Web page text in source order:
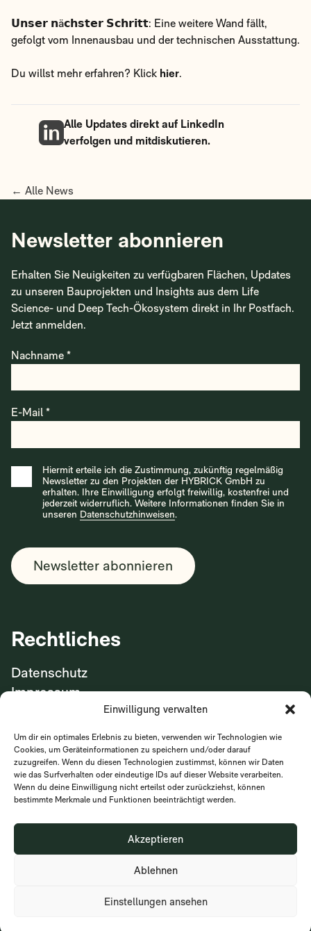
Einwilligung verwalten
Um dir ein optimales Erlebnis zu bieten, verwenden wir Technologien wie
Cookies, um Geräteinformationen zu speichern und/oder darauf
zuzugreifen. Wenn du diesen Technologien zustimmst, können wir Daten
wie das Surfverhalten oder eindeutige IDs auf dieser Website verarbeiten.
Wenn du deine Einwilligung nicht erteilst oder zurückziehst, können
bestimmte Merkmale und Funktionen beeinträchtigt werden.
Akzeptieren
Ablehnen
Einstellungen ansehen
Ausstattung.
Alle Updates direkt auf LinkedIn
verfolgen und mitdiskutieren.
← Alle News
Newsletter abonnieren
Erhalten Sie Neuigkeiten zu verfügbaren Flächen,
Updates zu unseren Bauprojekten und Insights aus dem
Life Science- und Deep Tech-Ökosystem direkt in Ihr
Nachname *
E-Mail *
Hiermit erteile ich die Zustimmung, zukünftig regelmäßig
Newsletter zu den Projekten der HYBRICK GmbH zu
erhalten. Ihre Einwilligung erfolgt freiwillig, kostenfrei und
jederzeit widerruflich. Weitere Informationen finden Sie in
Datenschutzhinweisen
Rechtliches
Datenschutz
Wir freuen uns Sie
kennenzulernen!
Kontakt
Ein Unternehmen der Investa Real Estate
Wie Unternehmen Ihre Flächeneffizienz steigern
können
Vorname
Nachname *
E-Mail *
Newsletter zu den Projekten der HYBRICK GmbH zu erhalten.
Die erteilte Werbeeinwilligung erfolgt im Gegenzug für den
Erhalt des Whitepapers oder Teilnahme am Webinar. Ihre
Einwilligung erfolgt freiwillig, kostenfrei und jederzeit
widerruflich. Weitere Informationen finden Sie in unseren
Datenschutzhinweisen
Bitte lasse dieses Feld leer.